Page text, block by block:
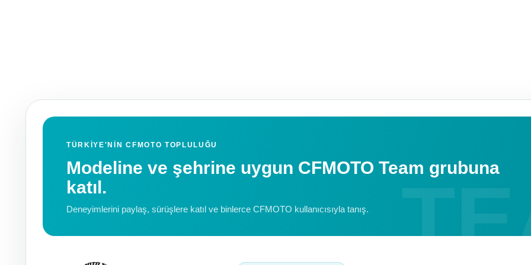
TÜRKIYE'NIN CFMOTO TOPLULUĞU
Modeline ve şehrine uygun CFMOTO Team grubuna
katıl.
Deneyimlerini paylaş, sürüşlere katıl ve binlerce CFMOTO kullanıcısıyla tanış.